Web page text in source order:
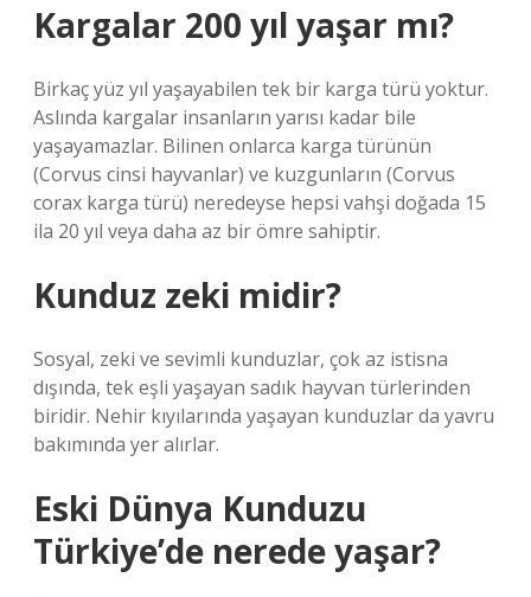
Kargalar 200 yıl yaşar mı?
Birkaç yüz yıl yaşayabilen tek bir karga türü yoktur.
Aslında kargalar insanların yarısı kadar bile
yaşayamazlar. Bilinen onlarca karga türünün
(Corvus cinsi hayvanlar) ve kuzgunların (Corvus
corax karga türü) neredeyse hepsi vahşi doğada 15
ila 20 yıl veya daha az bir ömre sahiptir.
Kunduz zeki midir?
Sosyal, zeki ve sevimli kunduzlar, çok az istisna
dışında, tek eşli yaşayan sadık hayvan türlerinden
biridir. Nehir kıyılarında yaşayan kunduzlar da yavru
bakımında yer alırlar.
Eski Dünya Kunduzu
Türkiye’de nerede yaşar?